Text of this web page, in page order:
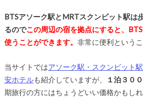
BTSアソーク駅とMRTスクンビット駅は
るのでこの周辺の宿を拠点にすると、
使うことができます。 非常に便利というこ
当サイトではアソーク駅・スクンビット
安ホテルも紹介していますが、 １泊３０
期旅行の方にはちょうどいい価格かもし